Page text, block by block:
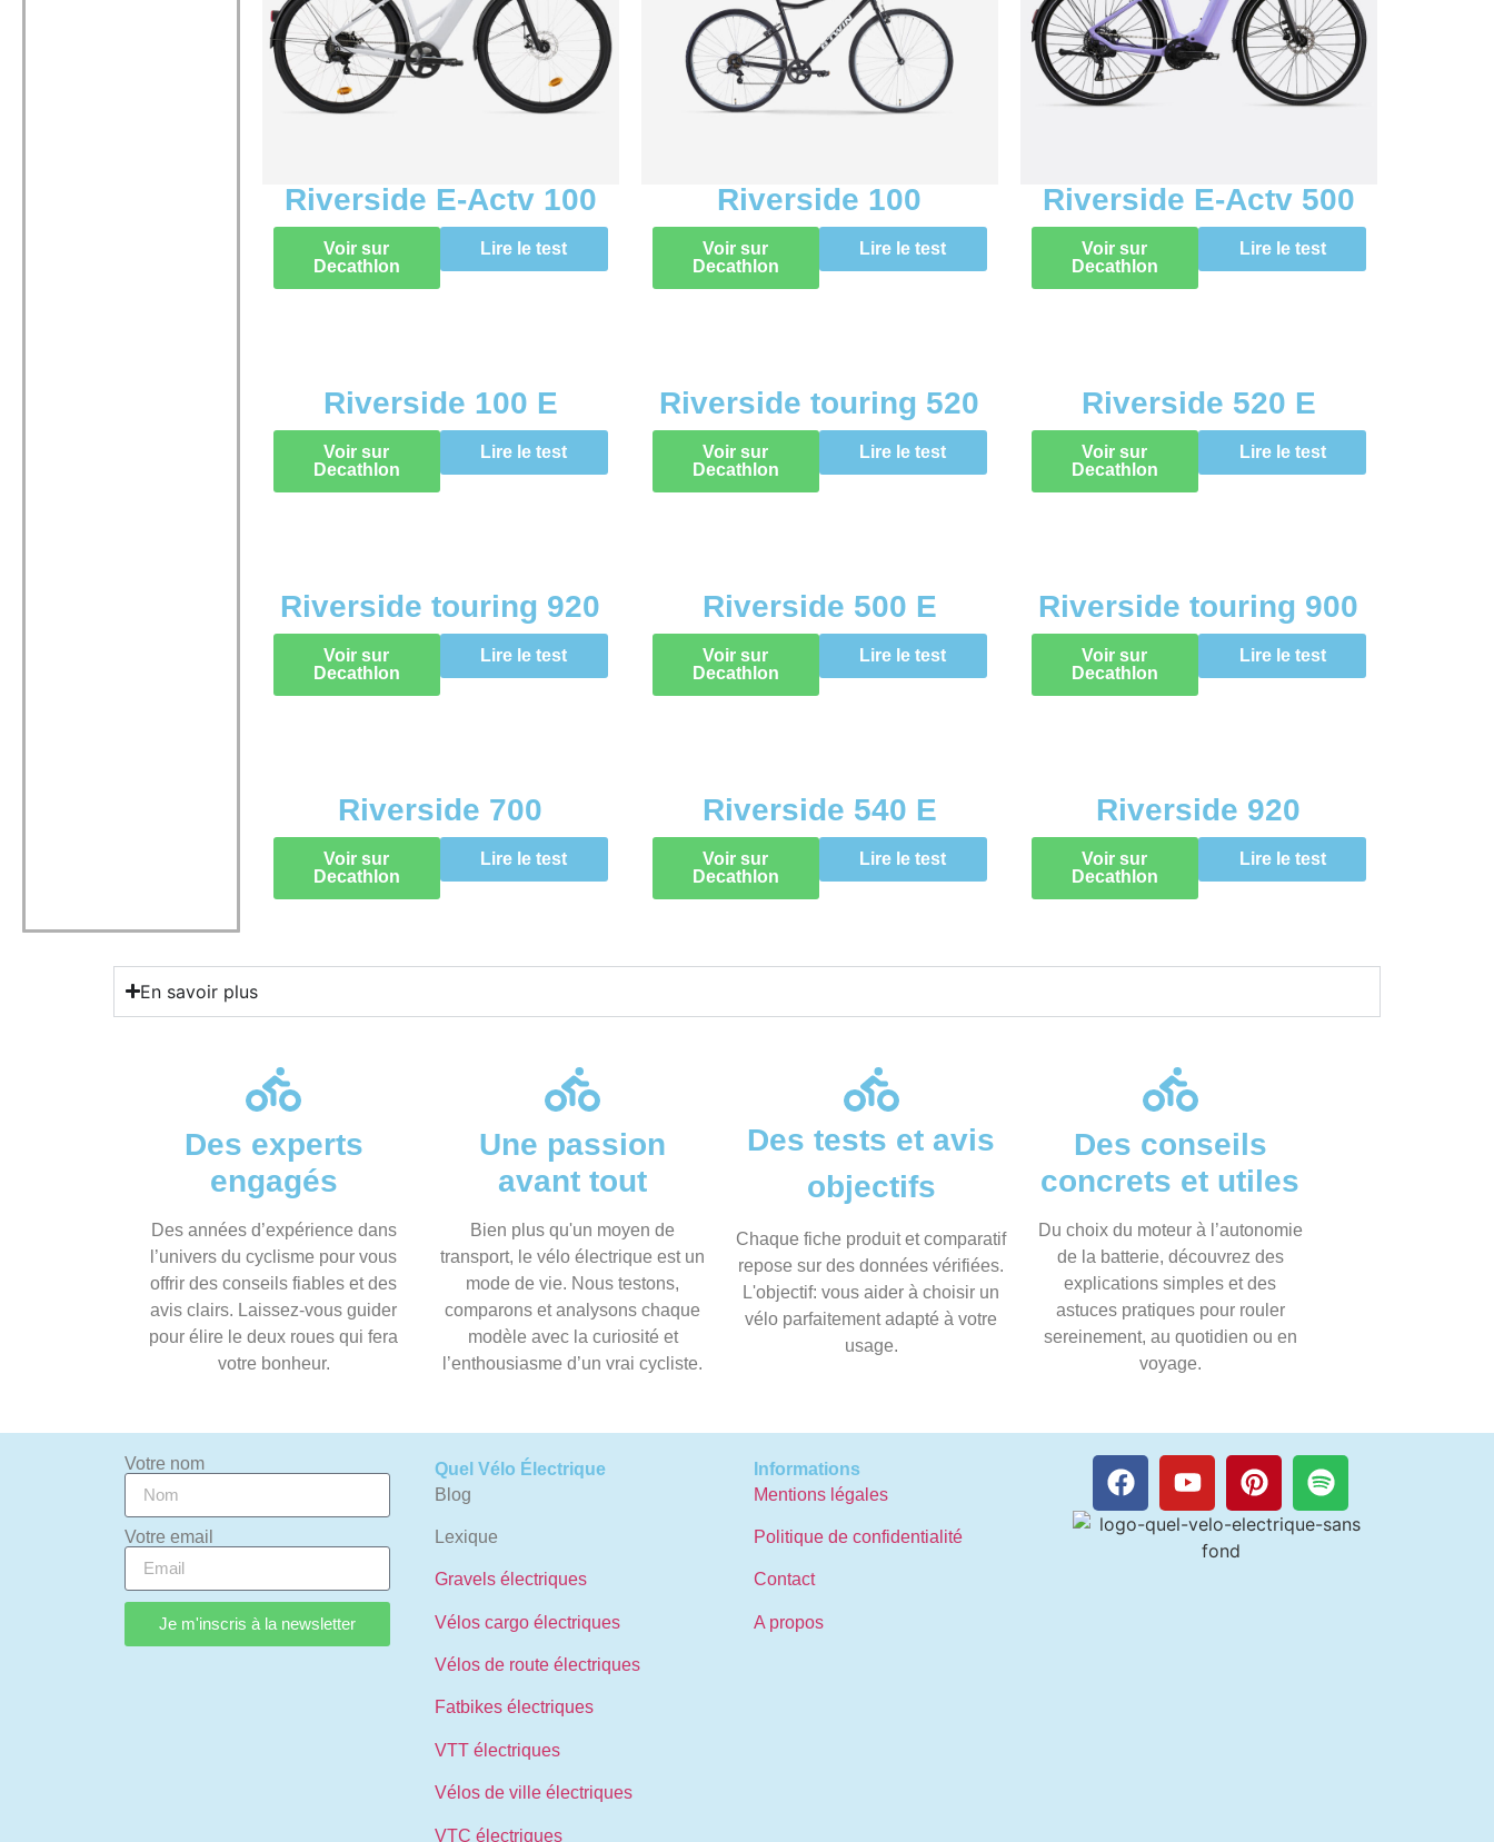
Riverside E-Actv 100
Voir sur
Decathlon
Lire le test
Riverside 100
Voir sur
Decathlon
Lire le test
Riverside E-Actv 500
Voir sur
Decathlon
Lire le test
Riverside 100 E
Voir sur
Decathlon
Lire le test
Riverside touring 520
Voir sur
Decathlon
Lire le test
Riverside 520 E
Voir sur
Decathlon
Lire le test
Riverside touring 920
Voir sur
Decathlon
Lire le test
Riverside 500 E
Voir sur
Decathlon
Lire le test
Riverside touring 900
Voir sur
Decathlon
Lire le test
Riverside 700
Voir sur
Decathlon
Lire le test
Riverside 540 E
Voir sur
Decathlon
Lire le test
Riverside 920
Voir sur
Decathlon
Lire le test
En savoir plus
Des experts
engagés
Des années d’expérience dans
l’univers du cyclisme pour vous
offrir des conseils fiables et des
avis clairs. Laissez-vous guider
pour élire le deux roues qui fera
votre bonheur.
Une passion
avant tout
Bien plus qu'un moyen de
transport, le vélo électrique est un
mode de vie. Nous testons,
comparons et analysons chaque
modèle avec la curiosité et
l’enthousiasme d’un vrai cycliste.
Des tests et avis
objectifs
Chaque fiche produit et comparatif
repose sur des données vérifiées.
L'objectif: vous aider à choisir un
vélo parfaitement adapté à votre
usage.
Des conseils
concrets et utiles
Du choix du moteur à l’autonomie
de la batterie, découvrez des
explications simples et des
astuces pratiques pour rouler
sereinement, au quotidien ou en
voyage.
Votre nom
Votre email
Je m'inscris à la newsletter
Quel Vélo Électrique
Blog
Lexique
Gravels électriques
Vélos cargo électriques
Vélos de route électriques
Fatbikes électriques
VTT électriques
Vélos de ville électriques
VTC électriques
Informations
Mentions légales
Politique de confidentialité
Contact
A propos